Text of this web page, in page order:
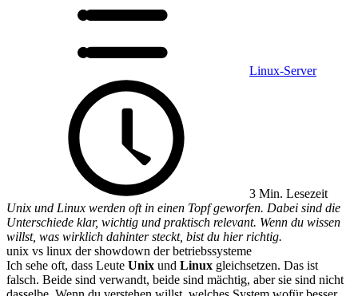
Linux-Server
3 Min. Lesezeit
Unix und Linux werden oft in einen Topf geworfen. Dabei sind die
Unterschiede klar, wichtig und praktisch relevant. Wenn du wissen
willst, was wirklich dahinter steckt, bist du hier richtig.
unix vs linux der showdown der betriebssysteme
Ich sehe oft, dass Leute Unix und Linux gleichsetzen. Das ist
falsch. Beide sind verwandt, beide sind mächtig, aber sie sind nicht